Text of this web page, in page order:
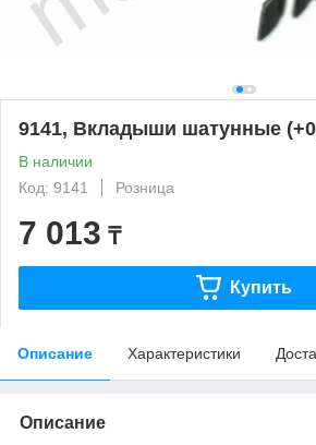
9141, Вкладыши шатунные
В наличии
Код: 9141
Розница
7 013 ₸
Купить
Описание Характеристики
Описание